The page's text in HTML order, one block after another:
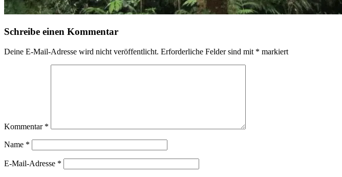
Schreibe einen Kommentar
Deine E-Mail-Adresse wird nicht veröffentlicht. Erforderliche Felder sind mit * markiert
Kommentar *
Name *
E-Mail-Adresse *